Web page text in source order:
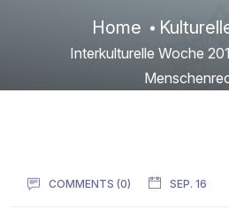
Home
Interkulturelle Woche
COMMENTS (0) SEP. 16